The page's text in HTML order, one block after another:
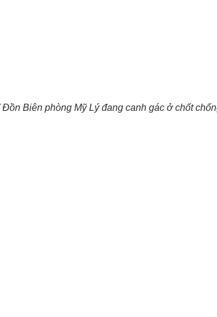
Đồn Biên phòng Mỹ Lý đang canh gác ở chốt